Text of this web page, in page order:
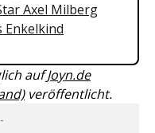
Axel Milberg
aufJoyn.de
veröffentlicht.